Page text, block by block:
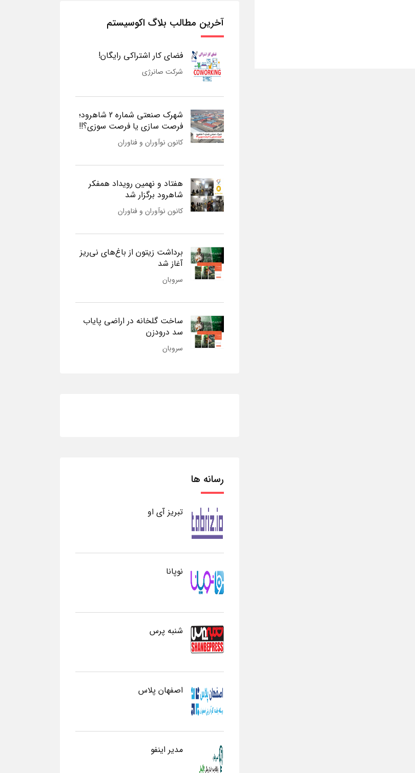
آخرین مطالب بلاگ اکوسیستم
فضای کار اشتراکی رایگان!
شرکت صانرژی
شهرک صنعتی شماره 2 شاهرود؛
فرصت سازی یا فرصت سوزی؟!!
کانون نوآوران و فناوران
هفتاد و نهمین رویداد همفکر
شاهرود برگزار شد
کانون نوآوران و فناوران
برداشت زیتون از باغ‌های نی‌ریز
آغاز شد
سروبان
ساخت گلخانه در اراضی پایاب
سد درودزن
سروبان
رسانه ها
تبریز آی او
نوپانا
شنبه پرس
اصفهان پلاس
مدیر اینفو